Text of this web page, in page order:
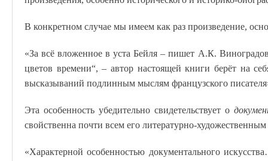
В конкретном случае мы имеем как раз произведение,
«За всё вложенное в уста Бейля – пишет А.К.
цветов времени“, – автор настоящей книги берёт на
высказываний подлинным мыслям французского
Эта особенность убедительно свидетельствует о
свойственна почти всем его литературно-
«Характерной особенностью документального